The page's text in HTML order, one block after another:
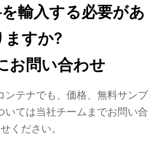
輸入する必要があ
ますか?
お問い合わせ
ンテナでも、価格、無料サンプ
いては当社チームまでお問い合
ください。